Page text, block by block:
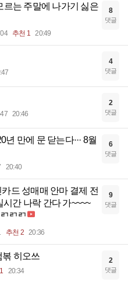
르는 주말에 나가기 싫은
추천 1 20:49
8
댓글
4
댓글
20:46
2
댓글
만에 문 닫는다··· 8월
20:40
6
댓글
드 성매매 안마 결제 전
간 나락 간다 가~~~~
ㄺㄺ
추천 2 20:36
9
댓글
볶 히오쓰
20:34
2
댓글